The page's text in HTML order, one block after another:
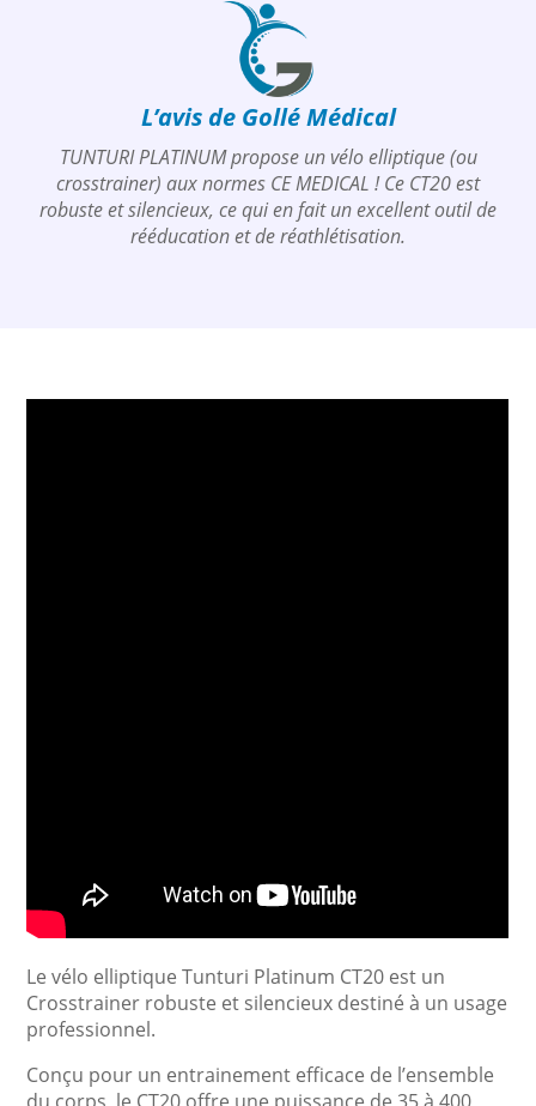
L’avis de Gollé Médical
TUNTURI PLATINUM propose un vélo elliptique (ou
crosstrainer) aux normes CE MEDICAL ! Ce CT20 est
robuste et silencieux, ce qui en fait un excellent outil de
rééducation et de réathlétisation.
Le vélo elliptique Tunturi Platinum CT20 est un
Crosstrainer robuste et silencieux destiné à un usage
professionnel.
Conçu pour un entrainement efficace de l’ensemble